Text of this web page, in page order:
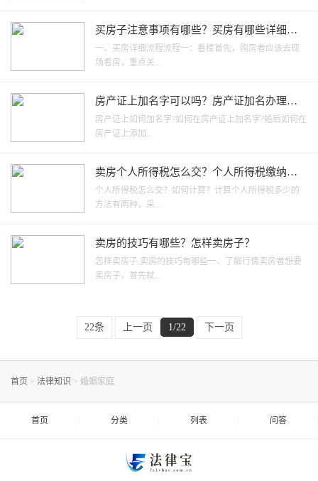
买房子注意事项有哪些？买房有哪些详细流
程？
一、买房详细流程流程一：看楼首先，购房者应该去现
场看房，重点关...
房产证上加名字可以吗？房产证加名办理流
程有哪些？
房产证上如何加名字?如何在房产证上加名字?婚后如何在
房产证上添加...
卖房个人所得税怎么交？个人所得税缴纳及
减免规定
个人所得税怎么交？如何计算？计算个人所得税多少的
方法有两种，采...
卖房的技巧有哪些？怎样卖房子？
怎样卖房子,卖房的技巧有哪些一、了解行情卖房者想要
卖房子，首先就...
22条 上一页 1/22 下一页
首页 > 法律知识 > 婚姻家庭
首页 分类 列表 问答